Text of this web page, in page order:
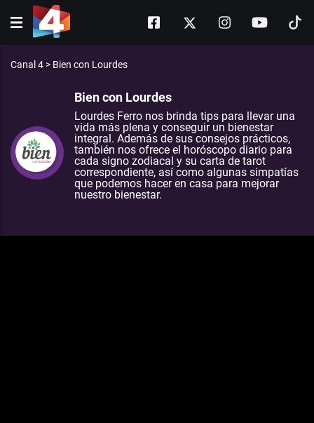
Canal 4 > Bien con Lourdes
Bien con Lourdes
Lourdes Ferro nos brinda tips para llevar una
vida más plena y conseguir un bienestar
integral. Además de sus consejos prácticos,
también nos ofrece el horóscopo diario para
cada signo zodiacal y su carta de tarot
correspondiente, así como algunas simpatías
que podemos hacer en casa para mejorar
nuestro bienestar.